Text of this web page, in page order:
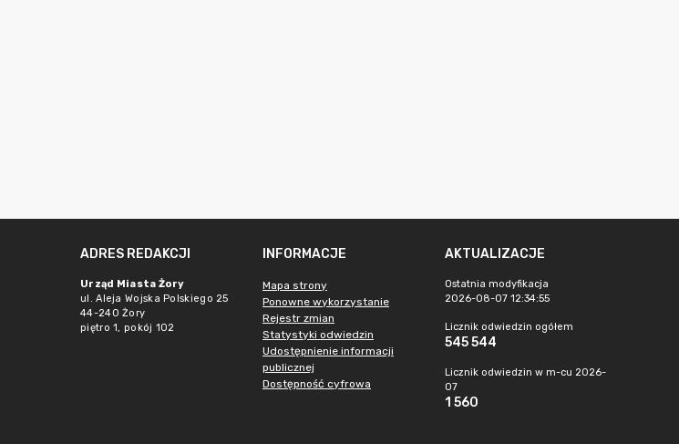
ADRES REDAKCJI
Urząd Miasta Żory
ul. Aleja Wojska Polskiego 25
44-240 Żory
piętro 1, pokój 102
INFORMACJE
Mapa strony
Ponowne wykorzystanie
Rejestr zmian
Statystyki odwiedzin
Udostępnienie informacji
publicznej
Dostępność cyfrowa
AKTUALIZACJE
Ostatnia modyfikacja
2026-08-07 12:34:55
Licznik odwiedzin ogółem
545 544
Licznik odwiedzin w m-cu 2026-
07
1 560